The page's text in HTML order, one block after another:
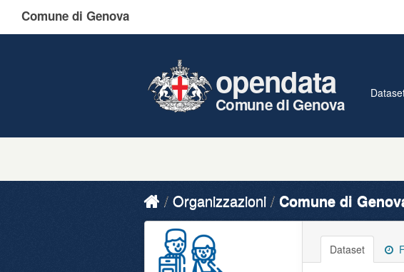
Comune di Genova
opendata
Comune di Genova
Organizzazioni Comune di
Dataset